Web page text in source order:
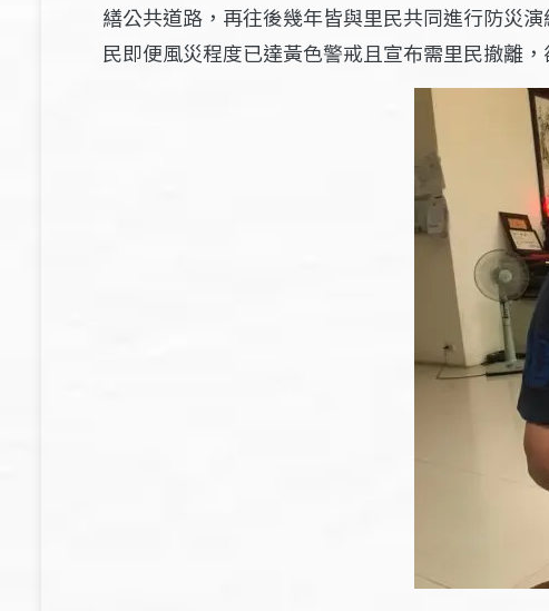
繕公共道路，再往後幾年皆與里民共同進行防災
民即便風災程度已達黃色警戒且宣布需里民撤離